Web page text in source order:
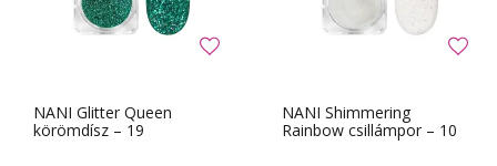
NANI Glitter Queen
körömdísz – 19
NANI Shimmering
Rainbow csillámpor – 10